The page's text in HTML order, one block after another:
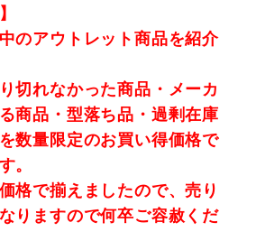
のアウトレット商品を紹介
切れなかった商品・メーカ
商品・型落ち品・過剰在庫
数量限定のお買い得価格で
。
格で揃えましたので、売り
りますので何卒ご容赦くだ